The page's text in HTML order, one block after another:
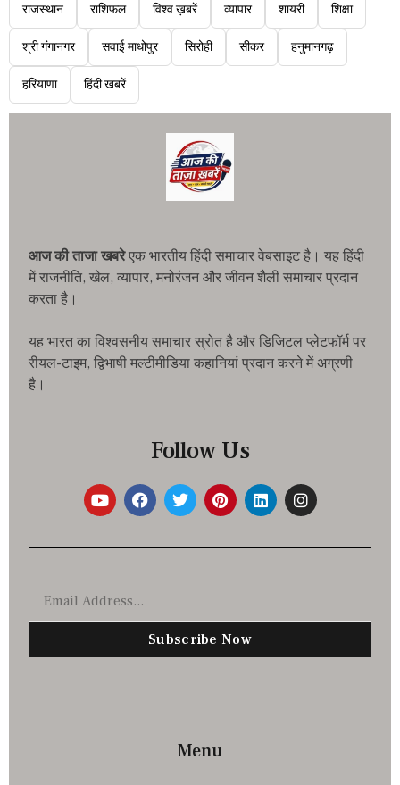
राजस्थान राशिफल विश्व ख़बरें व्यापार शायरी शिक्षा
श्री गंगानगर सवाई माधोपुर सिरोही सीकर हनुमानगढ़
हरियाणा हिंदी खबरें
आज की ताजा खबरेएक भारतीय हिंदी समाचार वेबसाइट है। यह हिंदी
में राजनीति, खेल, व्यापार, मनोरंजन और जीवन शैली समाचार प्रदान
करता है।
यह भारत का विश्वसनीय समाचार स्रोत है और डिजिटल प्लेटफॉर्म पर
रीयल-टाइम, द्विभाषी मल्टीमीडिया कहानियां प्रदान करने में अग्रणी
है।
Follow Us
Subscribe Now
Menu